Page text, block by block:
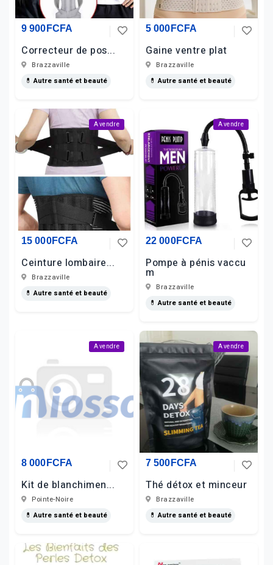
9 900FCFA
Correcteur de pos...
Brazzaville
💊 Autre santé et beauté
5 000FCFA
Gaine ventre plat
Brazzaville
💊 Autre santé et beauté
A vendre
15 000FCFA
Ceinture lombaire...
Brazzaville
💊 Autre santé et beauté
A vendre
22 000FCFA
Pompe à pénis vaccu
m
Brazzaville
💊 Autre santé et beauté
A vendre
8 000FCFA
Kit de blanchimen...
Pointe-Noire
💊 Autre santé et beauté
A vendre
7 500FCFA
Thé détox et minceur
Brazzaville
💊 Autre santé et beauté